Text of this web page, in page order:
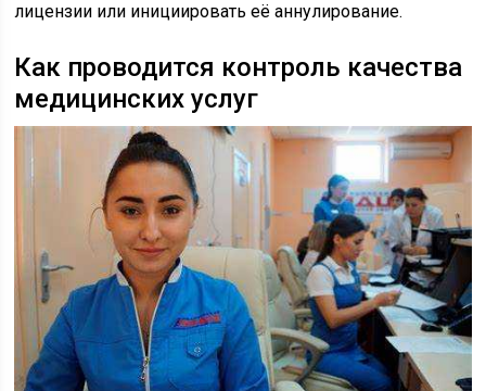
лицензии или инициировать её аннулирование.
Как проводится контроль качества
медицинских услуг